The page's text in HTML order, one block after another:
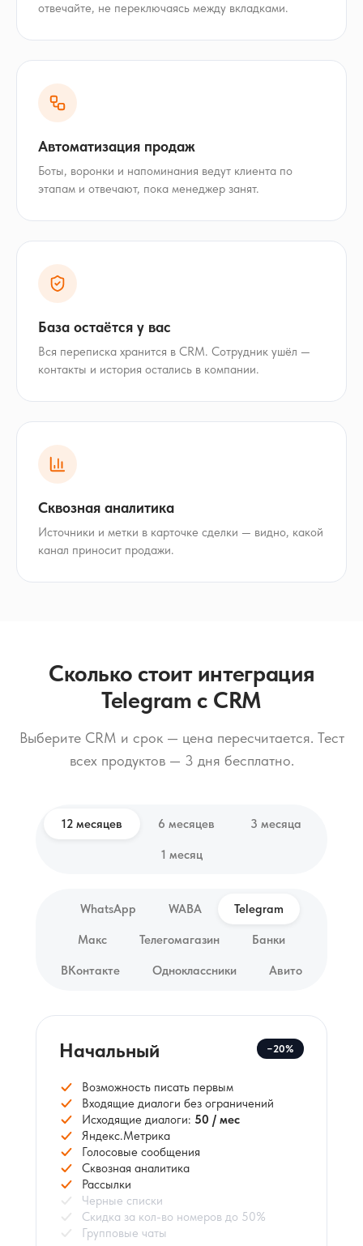
отвечайте, не переключаясь между вкладками.
Автоматизация продаж
Боты, воронки и напоминания ведут клиента по
этапам и отвечают, пока менеджер занят.
База остаётся у вас
Вся переписка хранится в CRM. Сотрудник ушёл —
контакты и история остались в компании.
Сквозная аналитика
Источники и метки в карточке сделки — видно, какой
канал приносит продажи.
Сколько стоит интеграция
Telegram с CRM
Выберите CRM и срок — цена пересчитается. Тест
всех продуктов — 3 дня бесплатно.
12 месяцев 6 месяцев 3 месяца
1 месяц
WhatsApp WABA Telegram
Макс Телегомагазин Банки
ВКонтакте Одноклассники Авито
−20%
Начальный
Возможность писать первым
Входящие диалоги без ограничений
Исходящие диалоги: 50 / мес
Яндекс.Метрика
Голосовые сообщения
Сквозная аналитика
Рассылки
Черные списки
Скидка за кол-во номеров до 50%
Групповые чаты